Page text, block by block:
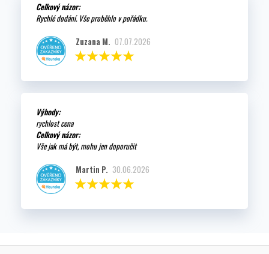
Celkový názor:
Rychlé dodání. Vše proběhlo v pořádku.
Zuzana M. 07.07.2026
Výhody:
rychlost cena
Celkový názor:
Vše jak má být, mohu jen doporučit
Martin P. 30.06.2026